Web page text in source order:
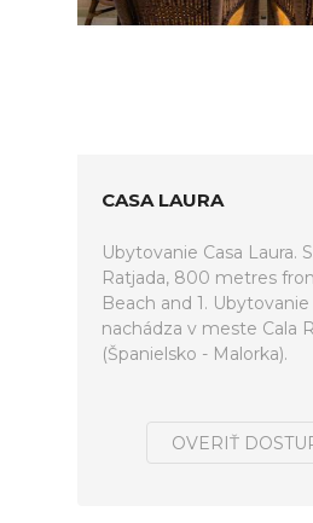
CASA LAURA
Ubytovanie Casa Laura.
Ratjada, 800 metres
Beach and 1. Ubytovanie
nachádza v meste Cala
(Španielsko - Malorka).
OVERIŤ